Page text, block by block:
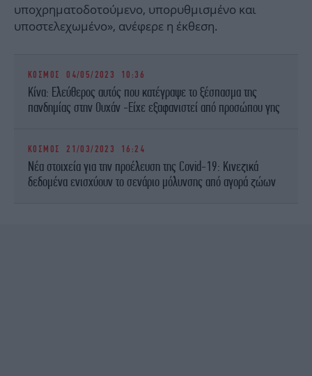
υποχρηματοδοτούμενο, υπορυθμισμένο και
υποστελεχωμένο», ανέφερε η έκθεση.
ΚΟΣΜΟΣ 04/05/2023 10:36
Κίνα: Ελεύθερος αυτός που κατέγραψε το ξέσπασμα της
πανδημίας στην Ουχάν -Είχε εξαφανιστεί από προσώπου γης
ΚΟΣΜΟΣ 21/03/2023 16:24
Νέα στοιχεία για την προέλευση της Covid-19: Κινεζικά
δεδομένα ενισχύουν το σενάριο μόλυνσης από αγορά ζώων